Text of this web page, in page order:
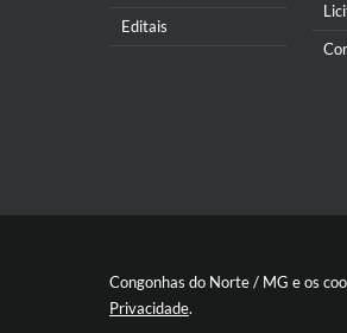
Congonhas do Norte / MG e os
Privacidade.
Editais